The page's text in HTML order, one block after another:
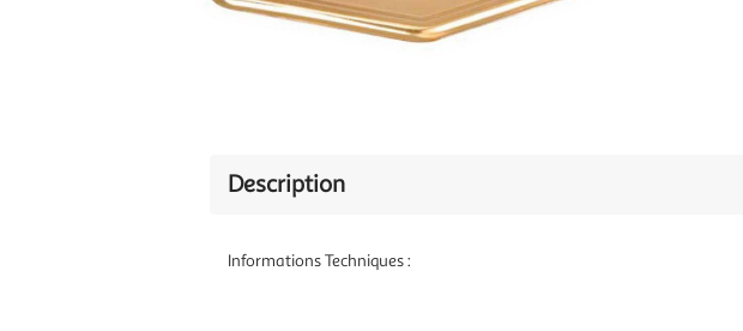
Description
Informations Techniques :